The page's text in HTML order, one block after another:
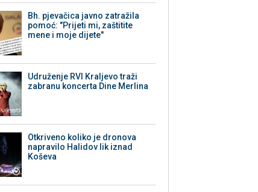
Bh. pjevačica javno zatražila
pomoć: "Prijeti mi, zaštitite
mene i moje dijete"
Udruženje RVI Kraljevo traži
zabranu koncerta Dine Merlina
Otkriveno koliko je dronova
napravilo Halidov lik iznad
Koševa